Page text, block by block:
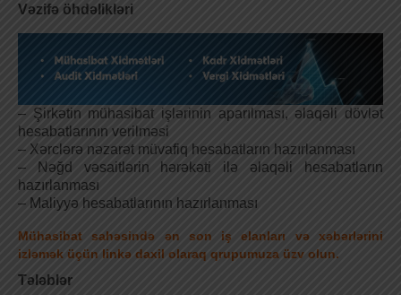
Vəzifə öhdəlikləri
– Şirkətin mühasibat işlərinin aparılması, əlaqəli dövlət
hesabatlarının verilməsi
– Xərclərə nəzarət müvafiq hesabatların hazırlanması
– Nəğd vəsaitlərin hərəkəti ilə əlaqəli hesabatların
hazırlanması
– Maliyyə hesabatlarının hazırlanması
Mühasibat sahəsində ən son iş elanları və xəbərlərini
izləmək üçün linkə daxil olaraq qrupumuza üzv olun.
Tələblər